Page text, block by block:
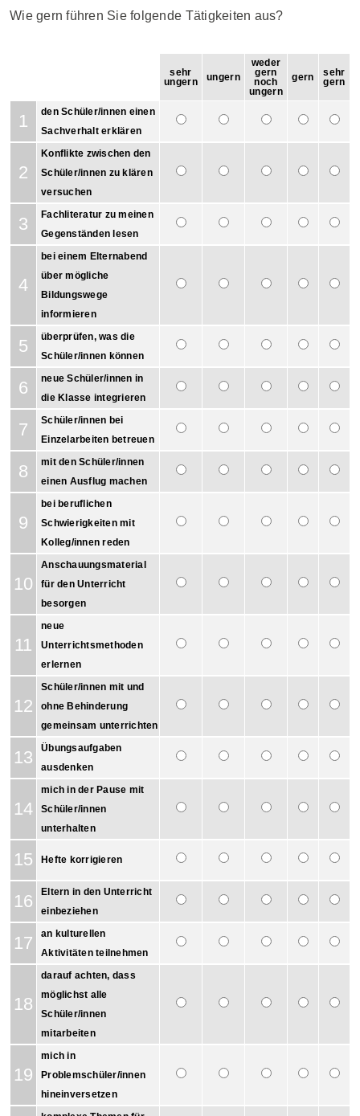
Wie gern führen Sie folgende Tätigkeiten aus?
sehr
ungern
ungern
weder
gern
noch
ungern
gern
sehr
gern
1
den Schüler/innen einen
Sachverhalt erklären
2
Konflikte zwischen den
Schüler/innen zu klären
versuchen
3
Fachliteratur zu meinen
Gegenständen lesen
4
bei einem Elternabend
über mögliche
Bildungswege
informieren
5
überprüfen, was die
Schüler/innen können
6
neue Schüler/innen in
die Klasse integrieren
7
Schüler/innen bei
Einzelarbeiten betreuen
8
mit den Schüler/innen
einen Ausflug machen
9
bei beruflichen
Schwierigkeiten mit
Kolleg/innen reden
10
Anschauungsmaterial
für den Unterricht
besorgen
11
neue
Unterrichtsmethoden
erlernen
12
Schüler/innen mit und
ohne Behinderung
gemeinsam unterrichten
13
Übungsaufgaben
ausdenken
14
mich in der Pause mit
Schüler/innen
unterhalten
15 Hefte korrigieren
16
Eltern in den Unterricht
einbeziehen
17
an kulturellen
Aktivitäten teilnehmen
18
darauf achten, dass
möglichst alle
Schüler/innen
mitarbeiten
19
mich in
Problemschüler/innen
hineinversetzen